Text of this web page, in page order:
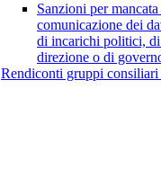
Sanzioni per
comunicazione dei
di incarichi politici,
direzione o di
Rendiconti gruppi